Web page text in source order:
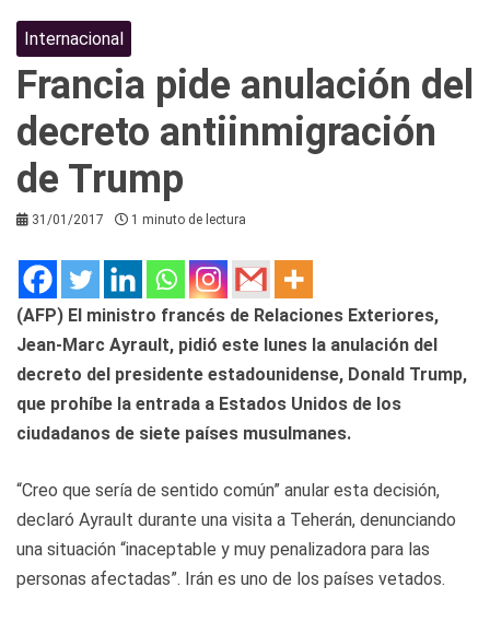
Internacional
Francia pide anulación del
decreto antiinmigración
de Trump
31/01/2017 1 minuto de lectura
(AFP) El ministro francés de Relaciones Exteriores,
Jean-Marc Ayrault, pidió este lunes la anulación del
decreto del presidente estadounidense, Donald Trump,
que prohíbe la entrada a Estados Unidos de los
ciudadanos de siete países musulmanes.
“Creo que sería de sentido común” anular esta decisión,
declaró Ayrault durante una visita a Teherán, denunciando
una situación “inaceptable y muy penalizadora para las
personas afectadas”. Irán es uno de los países vetados.